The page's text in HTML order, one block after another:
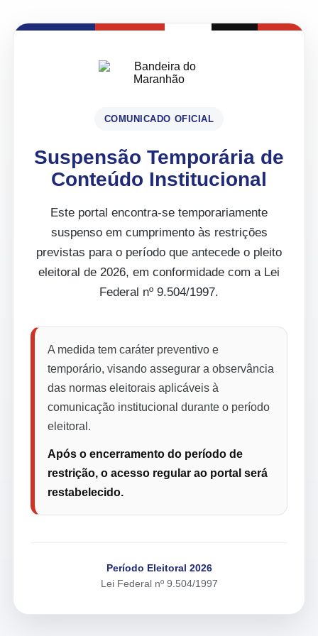
COMUNICADO OFICIAL
Suspensão Temporária de
Conteúdo Institucional
Este portal encontra-se temporariamente
suspenso em cumprimento às restrições
previstas para o período que antecede o pleito
eleitoral de 2026, em conformidade com a Lei
Federal nº 9.504/1997.
A medida tem caráter preventivo e
temporário, visando assegurar a observância
das normas eleitorais aplicáveis à
comunicação institucional durante o período
eleitoral.
Após o encerramento do período de
restrição, o acesso regular ao portal será
restabelecido.
Período Eleitoral 2026
Lei Federal nº 9.504/1997